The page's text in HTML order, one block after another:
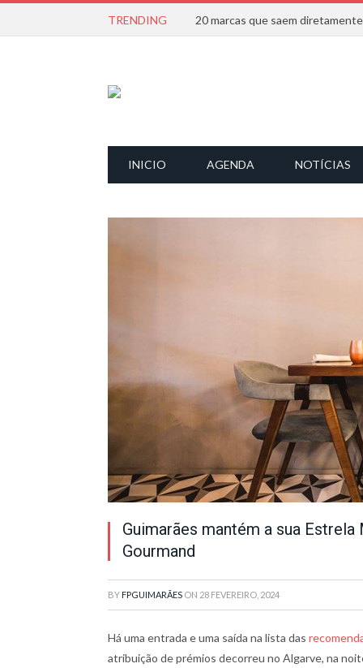
TRENDING
INICIO AGENDA NOTÍCIAS
Guimarães mantém a sua
Gourmand
BY FPGUIMARÃES ON 28 FEVEREIRO, 2024
Há uma entrada e uma saída na lista das
atribuição de prémios decorreu no Algarve, na